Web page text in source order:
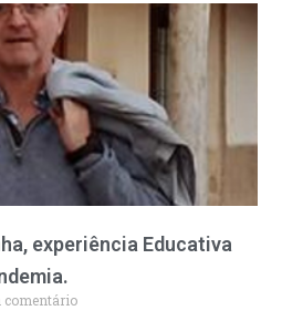
experiência Educativa
comentário